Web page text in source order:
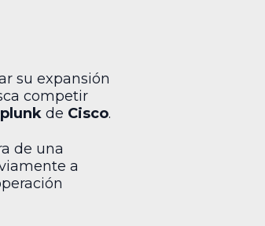
su expansión
competir
de Cisco.
de una
a